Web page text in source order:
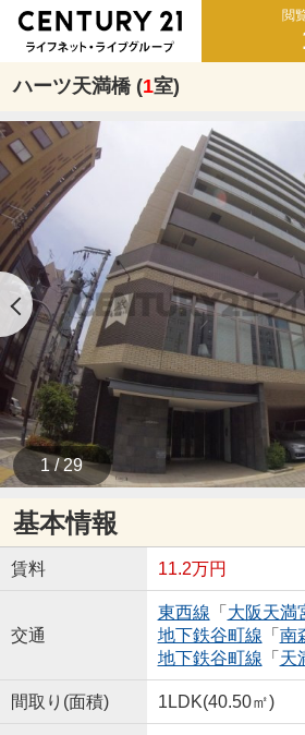
閲
ハーツ天満橋 (1室)
1 / 29
基本情報
賃料 11.2万円
交通
東西線 「 大阪天満
地下鉄谷町線 「 南
地下鉄谷町線 「 天
間取り(面積) 1LDK(40.50㎡)